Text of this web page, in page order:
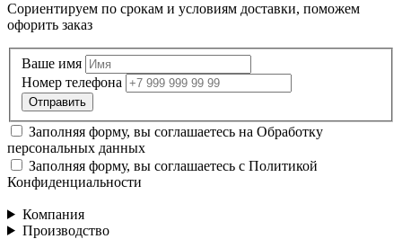
Сориентируем по срокам и условиям доставки, поможем
офорить заказ
Ваше имя
Номер телефона
Заполняя форму, вы соглашаетесь на Обработку
персональных данных
Заполняя форму, вы соглашаетесь с Политикой
Конфиденциальности
Компания
Производство